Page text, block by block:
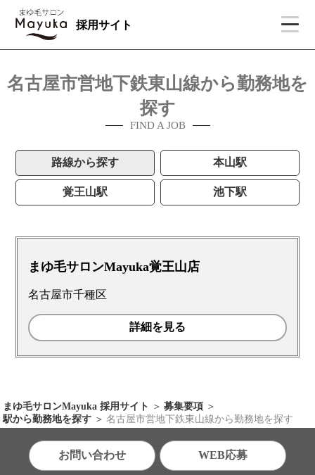
採用サイト
名古屋市営地下鉄東山線から勤務地を
探す
FIND A JOB
路線から探す 本山駅
覚王山駅 池下駅
まゆ毛サロンMayuka覚王山店
名古屋市千種区
詳細を見る
まゆ毛サロンMayuka 採用サイト
募集要項
駅から勤務地を探す
名古屋市営地下鉄東山線から勤務地を探す
お問い合わせ WEB応募